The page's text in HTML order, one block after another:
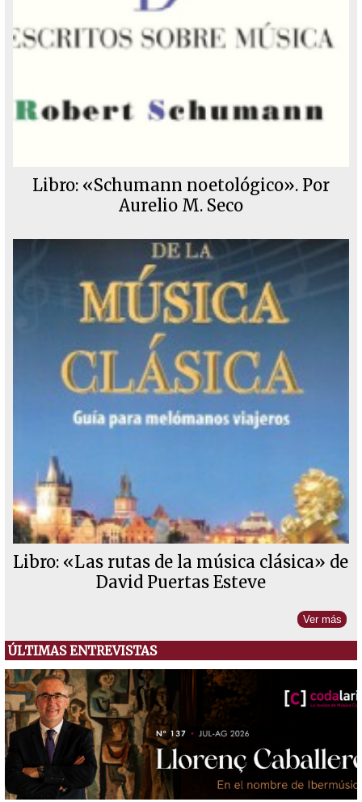
Libro: «Schumann noetológico». Por
Aurelio M. Seco
Libro: «Las rutas de la música clásica» de
David Puertas Esteve
Ver más
ÚLTIMAS ENTREVISTAS